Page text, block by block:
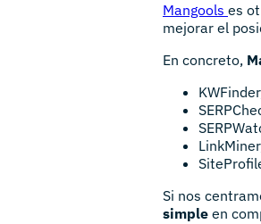
Mangools es
mejorar el
En concreto,
Si nos
simple en